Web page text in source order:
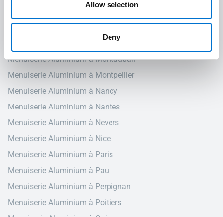
Allow selection
Deny
Menuiserie Aluminium à Mende
Menuiserie Aluminium à Mont-de-Marsan
Menuiserie Aluminium à Montauban
Menuiserie Aluminium à Montpellier
Menuiserie Aluminium à Nancy
Menuiserie Aluminium à Nantes
Menuiserie Aluminium à Nevers
Menuiserie Aluminium à Nice
Menuiserie Aluminium à Paris
Menuiserie Aluminium à Pau
Menuiserie Aluminium à Perpignan
Menuiserie Aluminium à Poitiers